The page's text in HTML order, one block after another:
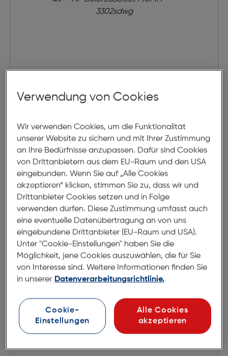
HP ColorLaserJet ProMFP
€ 409,99
in den Warenkorb
HP 305 Tinte
Verwendung von Cookies
Wir verwenden Cookies, um die Funktionalität
unserer Website zu sichern und mit Ihrer Zustimmung
an Ihre Bedürfnisse anzupassen. Dafür sind Cookies
von Drittanbietern aus dem EU-Raum und den USA
eingebunden. Wenn Sie auf „Alle Cookies
akzeptieren“ klicken, stimmen Sie zu, dass wir und
Drittanbieter Cookies setzen und in Folge
verwenden dürfen. Diese Zustimmung umfasst auch
eine eventuelle Datenübertragung an von uns
eingebundene Drittanbieter (EU-Raum und USA).
Unter "Cookie-Einstellungen" haben Sie die
Möglichkeit, jene Cookies auszuwählen, die für Sie
von Interesse sind. Weitere Informationen finden Sie
in unserer Datenverarbeitungsrichtlinie.
Cookie-
Einstellungen
Alle Cookies
akzeptieren